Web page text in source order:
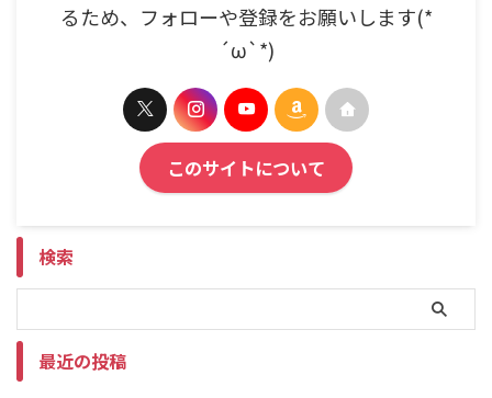
るため、フォローや登録をお願いします(*
´ω`*)
このサイトについて
検索
最近の投稿